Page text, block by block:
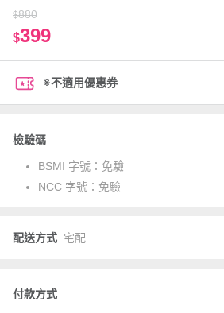
$880
$399
※不適用優惠券
檢驗碼
BSMI 字號： 免驗
NCC 字號： 免驗
配送方式 宅配
付款方式